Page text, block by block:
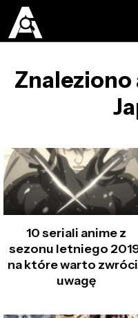
Znaleziono
10 seriali anime z
sezonu letniego
na które warto
uwagę